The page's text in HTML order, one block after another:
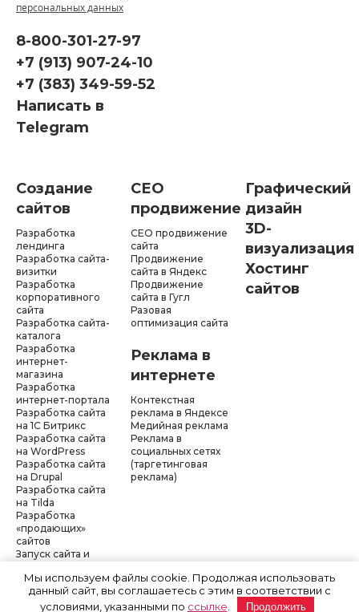
персональных данных
8-800-301-27-97
+7 (913) 907-24-10
+7 (383) 349-59-52
Написать в
Telegram
Создание
сайтов
Разработка
лендинга
Разработка сайта-
визитки
Разработка
корпоративного
сайта
Разработка сайта-
каталога
Разработка
интернет-
магазина
Разработка
интернет-портала
Разработка сайта
на 1С Битрикс
Разработка сайта
на WordPress
Разработка сайта
на Drupal
Разработка сайта
на Tilda
Разработка
«продающих»
сайтов
Запуск сайта и
ключ»
СЕО
продвижение
СЕО продвижение
сайта
Продвижение
сайта в Яндекс
Продвижение
сайта в Гугл
Разовая
оптимизация сайта
Реклама в
интернете
Контекстная
реклама в Яндексе
Медийная реклама
Реклама в
социальных сетях
(таргетинговая
реклама)
Графический
дизайн
3D-
визуализация
Хостинг
сайтов
Мы используем файлы cookie. Продолжая использовать
данный сайт, вы соглашаетесь с этим в соответствии с
условиями, указанными по ссылке Продолжить